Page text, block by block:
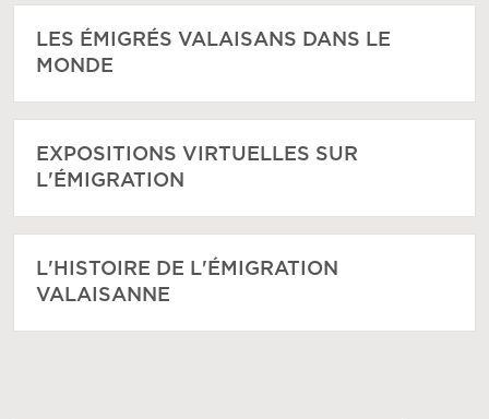
LES ÉMIGRÉS VALAISANS DANS LE
MONDE
EXPOSITIONS VIRTUELLES SUR
L'ÉMIGRATION
L'HISTOIRE DE L'ÉMIGRATION
VALAISANNE